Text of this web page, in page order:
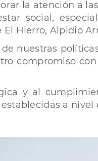
la atención a
social,
Hierro, Alpidio
nuestras
compromiso
y al
a nivel